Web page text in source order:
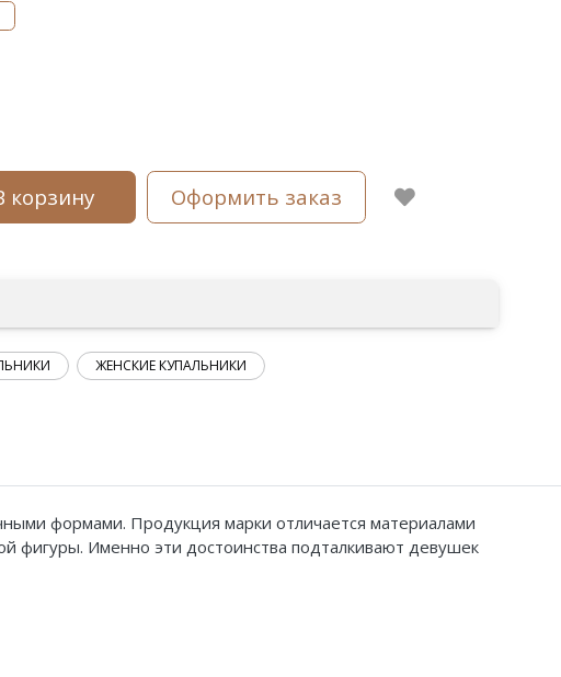
корзину Оформить заказ
ЖЕНСКИЕ КУПАЛЬНИКИ
формами. Продукция марки отличается материалами
фигуры. Именно эти достоинства подталкивают девушек